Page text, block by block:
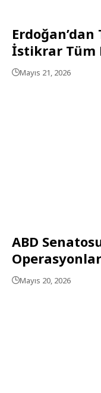
Erdoğan’dan
İstikrar Tüm
Mayıs 21, 2026
ABD
Mayıs 20, 2026